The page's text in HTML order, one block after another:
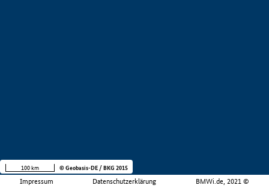
Impressum Datenschutzerklärung BMWi.de, 2021 ©
100 km © Geobasis-DE / BKG 2015